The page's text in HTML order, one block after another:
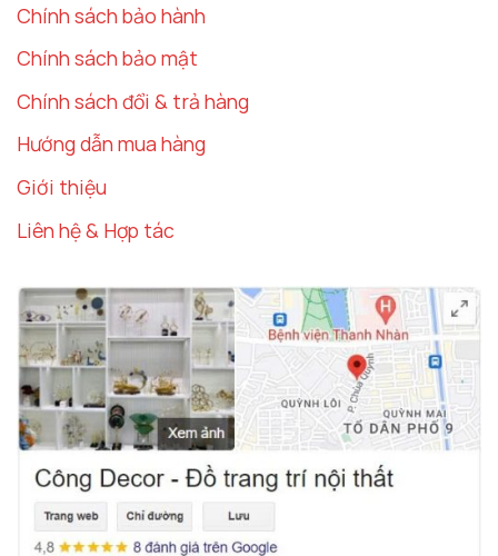
Chính sách bảo hành
Chính sách bảo mật
Chính sách đổi & trả hàng
Hướng dẫn mua hàng
Giới thiệu
Liên hệ & Hợp tác